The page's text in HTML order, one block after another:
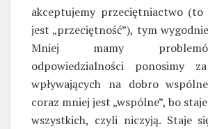
akceptujemy przeciętniactwo
jest „przeciętność”), tym
Mniej mamy
odpowiedzialności ponosimy
wpływających na dobro
coraz mniej jest „wspólne”, bo
wszystkich, czyli niczyją. Staje